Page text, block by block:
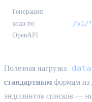
Генерация
кода по
OpenAPI
/v1/*
Полезная нагрузка data
стандартным формам из
эндпоинтов списков —